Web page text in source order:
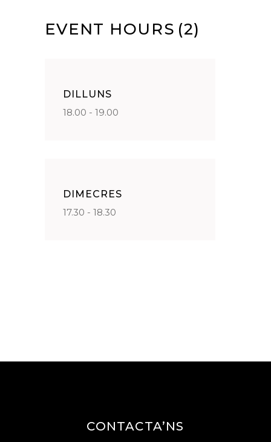
EVENT HOURS (2)
DILLUNS
18.00 - 19.00
DIMECRES
17.30 - 18.30
CONTACTA’NS